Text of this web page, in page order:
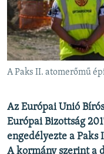
VILÁG
KLÍMAVÁLTOZÁS
A MÚLT TANULSÁGAI
Valamennyi RFE/
A Paks II. atomerőmű
Az Európai Unió
Európai Bizottság
engedélyezte a
A kormány szerint a